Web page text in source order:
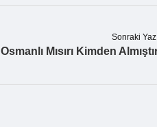
Sonraki
Osmanlı Mısırı Kimden